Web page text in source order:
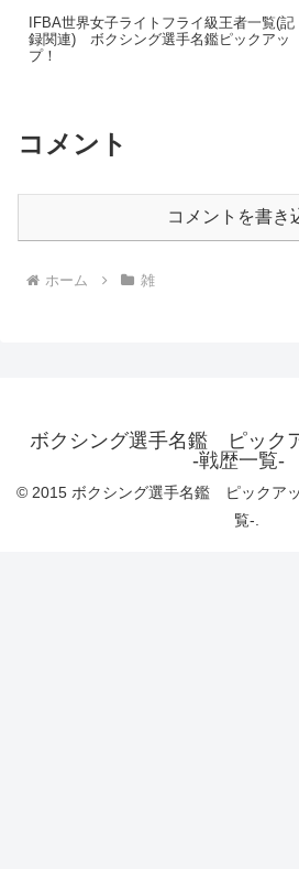
IFBA世界女子ライトフライ級王者一覧(記
録関連) ボクシング選手名鑑ピックアッ
プ！
コメント
コメントを書き
ホーム 雑
ボクシング選手名鑑 ピック
-戦歴一覧-
© 2015 ボクシング選手名鑑 ピックア
覧-.